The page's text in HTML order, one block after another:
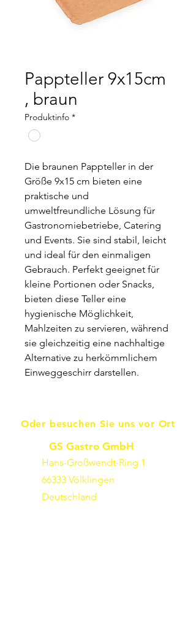
Pappteller 9x15cm
, braun
Produktinfo *
Die braunen Pappteller in der
Größe 9x15 cm bieten eine
praktische und
umweltfreundliche Lösung für
Gastronomiebetriebe, Catering
und Events. Sie sind stabil, leicht
und ideal für den einmaligen
Gebrauch. Perfekt geeignet für
kleine Portionen oder Snacks,
bieten diese Teller eine
hygienische Möglichkeit,
Mahlzeiten zu servieren, während
sie gleichzeitig eine nachhaltige
Alternative zu herkömmlichem
Einweggeschirr darstellen.
Oder besuchen Sie uns vor Ort
GS Gastro GmbH
Hans-Großwendt-Ring 1
66333 Völklingen
Deutschland